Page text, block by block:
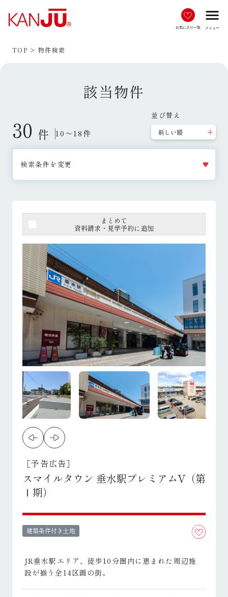
お気に入り一覧
menu
メニュー
TOP 物件検索
該当物件
30 件 10～18件
並び替え
検索条件を変更
まとめて
資料請求・見学予約に追加
［予告広告］
スマイルタウン 垂水駅プレミアムV（第
Ⅰ期）
建築条件付き土地
JR垂水駅エリア、徒歩10分圏内に恵まれた周辺施
設が揃う全14区画の街。